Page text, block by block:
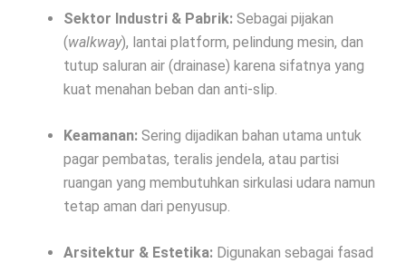
Sektor Industri & Pabrik: Sebagai pijakan
(walkway), lantai platform, pelindung mesin, dan
tutup saluran air (drainase) karena sifatnya yang
kuat menahan beban dan anti-slip.
Keamanan: Sering dijadikan bahan utama untuk
pagar pembatas, teralis jendela, atau partisi
ruangan yang membutuhkan sirkulasi udara namun
tetap aman dari penyusup.
Arsitektur & Estetika: Digunakan sebagai fasad